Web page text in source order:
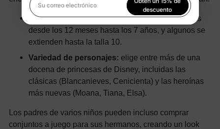
Rango de tallas:Hay muchos estilos disponibles
desde los 12 meses hasta los 7 años, y algunos se
extienden hasta la talla 10.
Variedad de personajes: elige entre más de una
docena de princesas de Disney, incluidas las
clásicas (Blancanieves, Cenicienta) y las heroínas
más nuevas (Moana, Tiana, Elsa).
Los padres de varios niños pueden incluso comprar
conjuntos a juego para sus hermanos, creando un look
Su correo electrónico
descuento
Al registrarte, aceptas nuestra Política de privacidad